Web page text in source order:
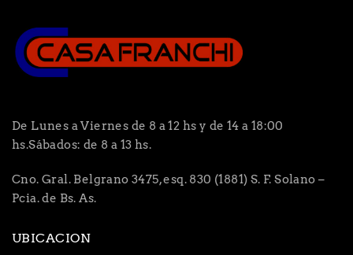
De Lunes a Viernes de 8 a 12 hs y de 14 a 18:00
hs.Sábados: de 8 a 13 hs.
Cno. Gral. Belgrano 3475, esq. 830 (1881) S. F. Solano –
Pcia. de Bs. As.
UBICACION